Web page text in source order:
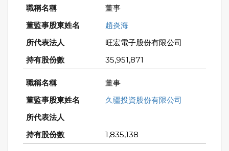
董事
趙炎海
旺宏電子股份有限公司
35,951,871
董事
久疆投資股份有限公司
1,835,138